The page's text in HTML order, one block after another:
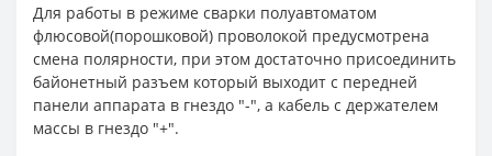
Для работы в режиме сварки полуавтоматом
флюсовой(порошковой) проволокой предусмотрена
смена полярности, при этом достаточно присоединить
байонетный разъем который выходит с передней
панели аппарата в гнездо "-", а кабель с держателем
массы в гнездо "+".